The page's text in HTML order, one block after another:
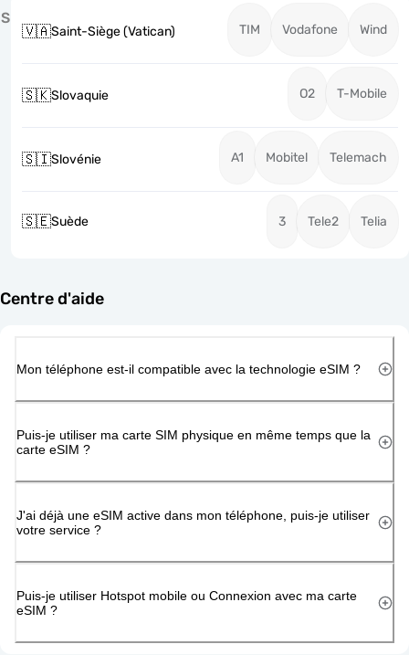
S
🇻🇦Saint-Siège (Vatican) TIM Vodafone Wind
🇸🇰Slovaquie O2 T-Mobile
🇸🇮Slovénie A1 Mobitel Telemach
🇸🇪Suède 3 Tele2 Telia
Centre d'aide
Mon téléphone est-il compatible avec la technologie eSIM ?
Puis-je utiliser ma carte SIM physique en même temps que la
carte eSIM ?
J'ai déjà une eSIM active dans mon téléphone, puis-je utiliser
votre service ?
Puis-je utiliser Hotspot mobile ou Connexion avec ma carte
eSIM ?